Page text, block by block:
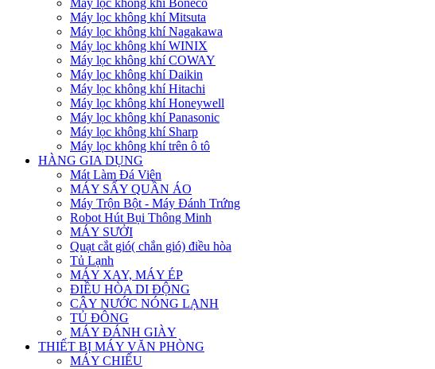
Máy lọc không khí Boneco
Máy lọc không khí Mitsuta
Máy lọc không khí Nagakawa
Máy lọc không khí WINIX
Máy lọc không khí COWAY
Máy lọc không khí Daikin
Máy lọc không khí Hitachi
Máy lọc không khí Honeywell
Máy lọc không khí Panasonic
Máy lọc không khí Sharp
Máy lọc không khí trên ô tô
HÀNG GIA DỤNG
Mát Làm Đá Viên
MÁY SẤY QUẦN ÁO
Máy Trộn Bột - Máy Đánh Trứng
Robot Hút Bụi Thông Minh
MÁY SƯỞI
Quạt cắt gió( chắn gió) điều hòa
Tủ Lạnh
MÁY XAY, MÁY ÉP
ĐIỀU HÒA DI ĐỘNG
CÂY NƯỚC NÓNG LẠNH
TỦ ĐÔNG
MÁY ĐÁNH GIÀY
THIẾT BỊ MÁY VĂN PHÒNG
MÁY CHIẾU